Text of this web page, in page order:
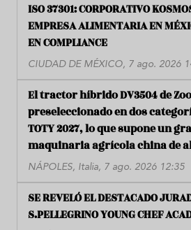
ISO 37301: CORPORATIVO
EMPRESA ALIMENTARIA EN
EN COMPLIANCE
CIUDAD DE MÉXICO, 7 ago. 2026
El tractor híbrido DV3504 de
preseleccionado en dos
TOTY 2027, lo que supone un
maquinaria agrícola china de
NÁPOLES, Italia, 7 ago. 2026 12:35
SE REVELÓ EL DESTACADO
S.PELLEGRINO YOUNG CHEF